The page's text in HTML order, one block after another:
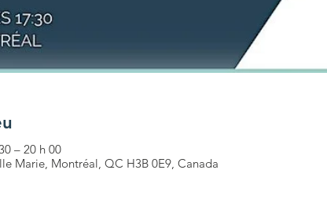
– 20 h 00
Marie, Montréal, QC H3B 0E9, Canada